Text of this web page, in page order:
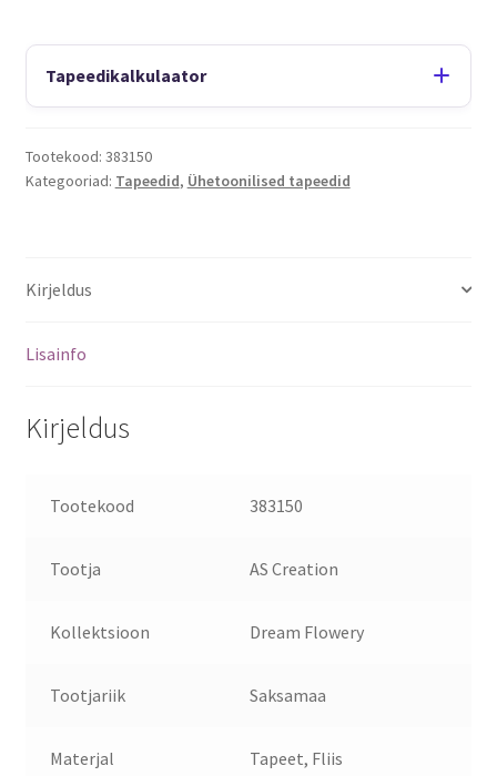
Tapeedikalkulaator
Tootekood: 383150
Kategooriad: Tapeedid, Ühetoonilised tapeedid
Kirjeldus
Lisainfo
Kirjeldus
Tootekood 383150
Tootja AS Creation
Kollektsioon Dream Flowery
Tootjariik Saksamaa
Materjal Tapeet, Fliis